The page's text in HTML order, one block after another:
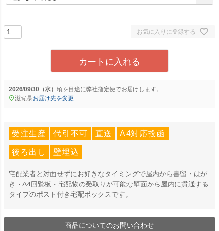
お気に入りに登録する
カートに入れる
2026/09/30（水） に弊社指定便でお届けします。
滋賀県お届け先を変更
受注生産 代引不可 直送 A4対応投函
後ろ出し 壁埋込
宅配業者と対面せずにお好きなタイミングで屋内から書留・はが
き・A4回覧板・宅配物の受取りが可能な壁面から屋内に貫通する
タイプのポスト付き宅配ボックスです。
商品についてのお問い合わせ